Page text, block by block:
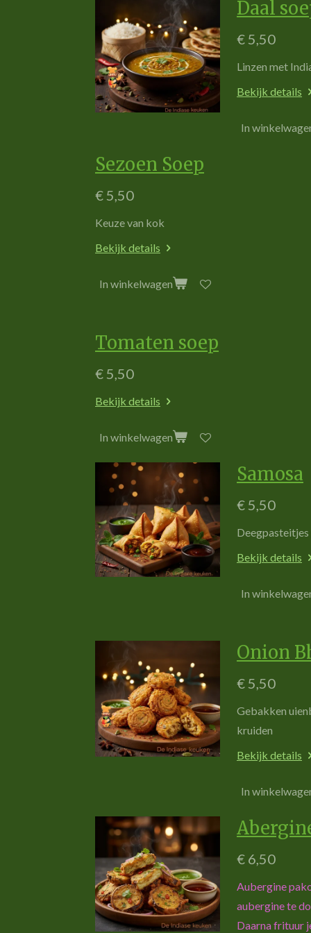
Daal
€ 5,50
Linzen met Indi
Bekijk details
In
Sezoen Soep
€ 5,50
Keuze van kok
Bekijk details
In winkelwagen
Tomaten soep
€ 5,50
Bekijk details
In winkelwagen
Samosa
€ 5,50
Deegpasteitjes
Bekijk details
In
Onion
€ 5,50
Gebakken uien
kruiden
Bekijk details
In
€ 6,50
Aubergine
aubergine te
Daarna frituur